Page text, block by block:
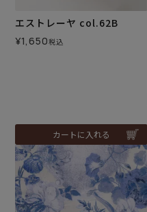
エストレーヤ col.62B
¥1,650税込
カートに入れる